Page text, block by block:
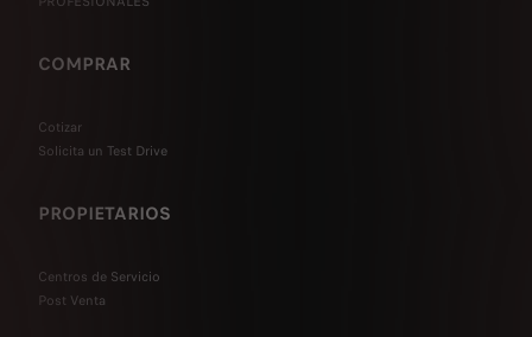
COMPRAR
Cotizar
Solicita un Test Drive
PROPIETARIOS
Centros de Servicio
Post Venta